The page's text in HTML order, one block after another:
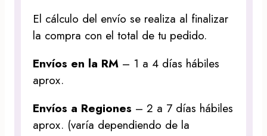
El cálculo del envío se realiza al finalizar
la compra con el total de tu pedido.
Envíos en la RM – 1 a 4 días hábiles
aprox.
Envíos a Regiones – 2 a 7 días hábiles
aprox. (varía dependiendo de la